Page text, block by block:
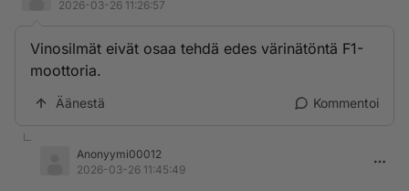
2026-03-26 11:26:57
Vinosilmät eivät osaa tehdä edes värinätöntä F1-
moottoria.
Äänestä Kommentoi
Anonyymi00012
2026-03-26 11:45:49